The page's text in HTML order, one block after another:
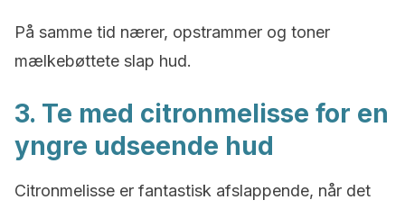
På samme tid nærer, opstrammer og toner
mælkebøttete slap hud.
3. Te med citronmelisse for en
yngre udseende hud
Citronmelisse er fantastisk afslappende, når det